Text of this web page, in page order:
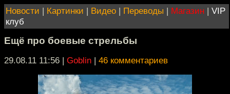
Новости | Картинки | Видео | Переводы | Магазин | VIP
клуб
Ещё про боевые стрельбы
29.08.11 11:56 | Goblin | 46 комментариев